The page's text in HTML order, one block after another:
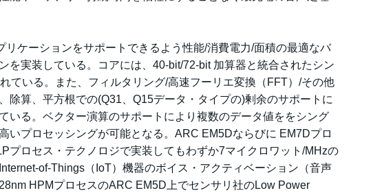
ケーションをサポートできるよう性能/消費電力/面積の最適なバ
を実装している。コアには、40-bit/72-bit 加算器と統合されたシン
ている。また、フィルタリング/高速フーリエ変換（FFT）/その他
除算、平方根での(Q31、Q15データ・タイプの)剰余のサポートに
いる。ベクター演算のサポートにより複数のデータ値ををシング
いプロセッシングが可能となる。ARC EM5Dならびに EM7Dプロ
プロセス・テクノロジで実装してもわずか7マイクロワット/MHzの
of-Things（IoT）機器のボイス・アクティベーション（音声
HPMプロセスのARC EM5D上でセンサリ社のLow Power